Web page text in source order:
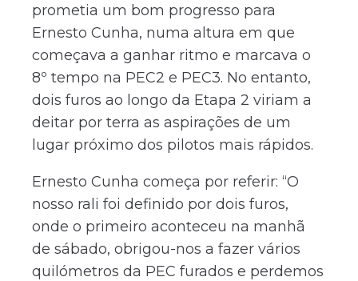
prometia um bom progresso para
Ernesto Cunha, numa altura em que
começava a ganhar ritmo e marcava o
8º tempo na PEC2 e PEC3. No entanto,
dois furos ao longo da Etapa 2 viriam a
deitar por terra as aspirações de um
lugar próximo dos pilotos mais rápidos.
Ernesto Cunha começa por referir: “O
nosso rali foi definido por dois furos,
onde o primeiro aconteceu na manhã
de sábado, obrigou-nos a fazer vários
quilómetros da PEC furados e perdemos